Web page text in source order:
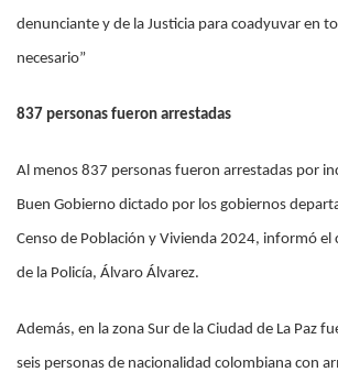
denunciante y de la Justicia para coadyuvar en
necesario”
837 personas fueron arrestadas
Al menos 837 personas fueron arrestadas por
Buen Gobierno dictado por los gobiernos
Censo de Población y Vivienda 2024, informó el
de la Policía, Álvaro Álvarez.
Además, en la zona Sur de la Ciudad de La Paz
seis personas de nacionalidad colombiana con